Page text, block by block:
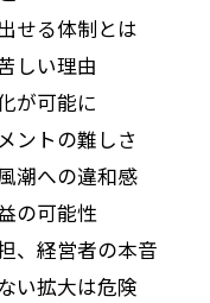
せる体制とは
しい理由
が可能に
ントの難しさ
潮への違和感
の可能性
、経営者の本音
い拡大は危険